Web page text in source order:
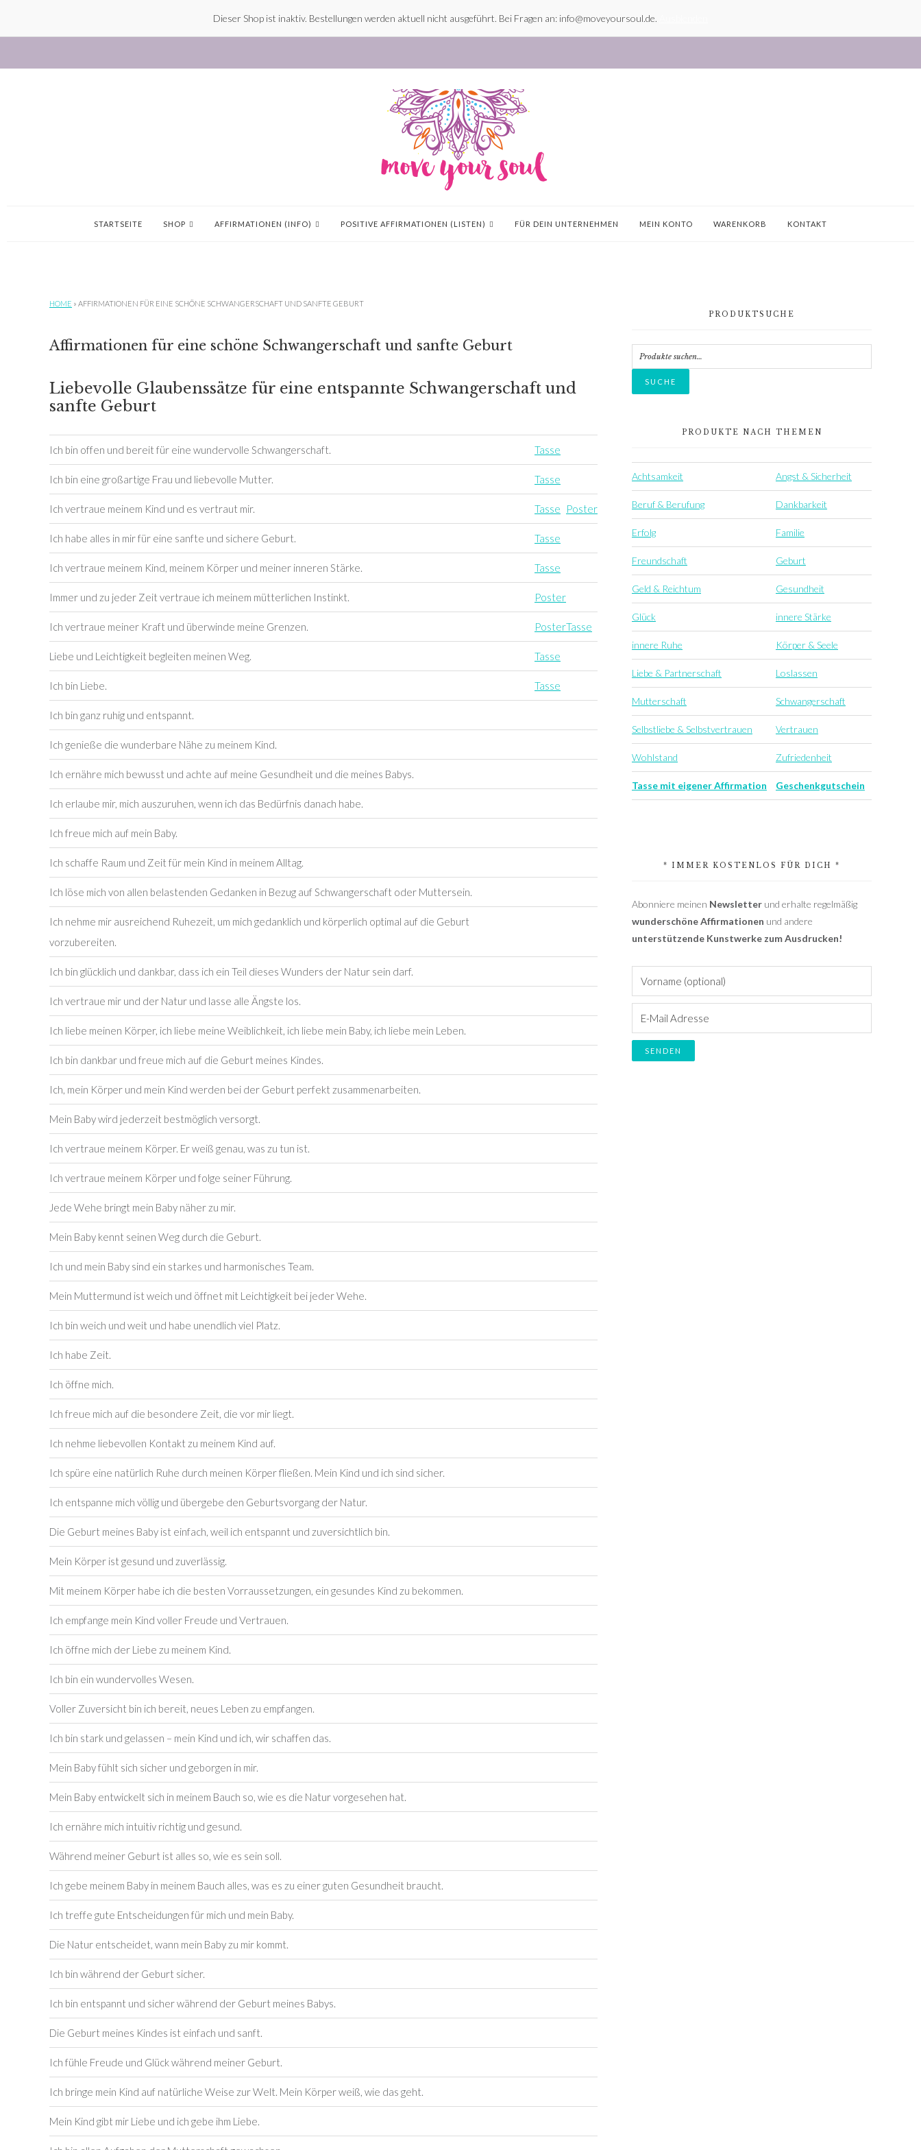
STARTSEITE SHOP AFFIRMATIONEN (INFO) POSITIVE AFFIRMATIONEN (LISTEN) FÜR DEIN UNTERNEHMEN MEIN KONTO WARENKORB KONTAKT
HOME » AFFIRMATIONEN FÜR EINE SCHÖNE SCHWANGERSCHAFT UND SANFTE GEBURT
Affirmationen für eine schöne Schwangerschaft und sanfte Geburt
Liebevolle Glaubenssätze für eine entspannte Schwangerschaft und
sanfte Geburt
Ich bin offen und bereit für eine wundervolle Schwangerschaft. Tasse
Ich bin eine großartige Frau und liebevolle Mutter. Tasse
Ich vertraue meinem Kind und es vertraut mir. Tasse Poster
Ich habe alles in mir für eine sanfte und sichere Geburt. Tasse
Ich vertraue meinem Kind, meinem Körper und meiner inneren Stärke. Tasse
Immer und zu jeder Zeit vertraue ich meinem mütterlichen Instinkt. Poster
Ich vertraue meiner Kraft und überwinde meine Grenzen. PosterTasse
Liebe und Leichtigkeit begleiten meinen Weg. Tasse
Ich bin Liebe. Tasse
Ich bin ganz ruhig und entspannt.
Ich genieße die wunderbare Nähe zu meinem Kind.
Ich ernähre mich bewusst und achte auf meine Gesundheit und die meines Babys.
Ich erlaube mir, mich auszuruhen, wenn ich das Bedürfnis danach habe.
Ich freue mich auf mein Baby.
Ich schaffe Raum und Zeit für mein Kind in meinem Alltag.
Ich löse mich von allen belastenden Gedanken in Bezug auf Schwangerschaft oder Muttersein.
Ich nehme mir ausreichend Ruhezeit, um mich gedanklich und körperlich optimal auf die Geburt
vorzubereiten.
Ich bin glücklich und dankbar, dass ich ein Teil dieses Wunders der Natur sein darf.
Ich vertraue mir und der Natur und lasse alle Ängste los.
Ich liebe meinen Körper, ich liebe meine Weiblichkeit, ich liebe mein Baby, ich liebe mein Leben.
Ich bin dankbar und freue mich auf die Geburt meines Kindes.
Ich, mein Körper und mein Kind werden bei der Geburt perfekt zusammenarbeiten.
Mein Baby wird jederzeit bestmöglich versorgt.
Ich vertraue meinem Körper. Er weiß genau, was zu tun ist.
Ich vertraue meinem Körper und folge seiner Führung.
Jede Wehe bringt mein Baby näher zu mir.
Mein Baby kennt seinen Weg durch die Geburt.
Ich und mein Baby sind ein starkes und harmonisches Team.
Mein Muttermund ist weich und öffnet mit Leichtigkeit bei jeder Wehe.
Ich bin weich und weit und habe unendlich viel Platz.
Ich habe Zeit.
Ich öffne mich.
Ich freue mich auf die besondere Zeit, die vor mir liegt.
Ich nehme liebevollen Kontakt zu meinem Kind auf.
Ich spüre eine natürlich Ruhe durch meinen Körper fließen. Mein Kind und ich sind sicher.
Ich entspanne mich völlig und übergebe den Geburtsvorgang der Natur.
Die Geburt meines Baby ist einfach, weil ich entspannt und zuversichtlich bin.
Mein Körper ist gesund und zuverlässig.
Mit meinem Körper habe ich die besten Vorraussetzungen, ein gesundes Kind zu bekommen.
Ich empfange mein Kind voller Freude und Vertrauen.
Ich öffne mich der Liebe zu meinem Kind.
Ich bin ein wundervolles Wesen.
Voller Zuversicht bin ich bereit, neues Leben zu empfangen.
Ich bin stark und gelassen – mein Kind und ich, wir schaffen das.
Mein Baby fühlt sich sicher und geborgen in mir.
Mein Baby entwickelt sich in meinem Bauch so, wie es die Natur vorgesehen hat.
Ich ernähre mich intuitiv richtig und gesund.
Während meiner Geburt ist alles so, wie es sein soll.
Ich gebe meinem Baby in meinem Bauch alles, was es zu einer guten Gesundheit braucht.
Ich treffe gute Entscheidungen für mich und mein Baby.
Die Natur entscheidet, wann mein Baby zu mir kommt.
Ich bin während der Geburt sicher.
Ich bin entspannt und sicher während der Geburt meines Babys.
Die Geburt meines Kindes ist einfach und sanft.
Ich fühle Freude und Glück während meiner Geburt.
Ich bringe mein Kind auf natürliche Weise zur Welt. Mein Körper weiß, wie das geht.
Mein Kind gibt mir Liebe und ich gebe ihm Liebe.
PRODUKTSUCHE
Suche
nach:
SUCHE
PRODUKTE NACH THEMEN
Achtsamkeit Angst & Sicherheit
Beruf & Berufung Dankbarkeit
Erfolg Familie
Freundschaft Geburt
Geld & Reichtum Gesundheit
Glück innere Stärke
innere Ruhe Körper & Seele
Liebe & Partnerschaft Loslassen
Mutterschaft Schwangerschaft
Selbstliebe & Selbstvertrauen Vertrauen
Wohlstand Zufriedenheit
Tasse mit eigener Affirmation Geschenkgutschein
* IMMER KOSTENLOS FÜR DICH *
Abonniere meinen Newsletter und erhalte regelmäßig
wunderschöne Affirmationen und andere
unterstützende Kunstwerke zum Ausdrucken!
Dieser Shop ist inaktiv. Bestellungen werden aktuell nicht ausgeführt. Bei Fragen an: info@moveyoursoul.de.